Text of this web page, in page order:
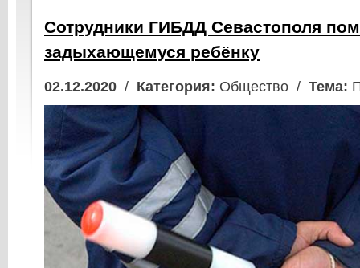
Сотрудники ГИБДД Севастополя
задыхающемуся ребёнку
02.12.2020 / Категория: Общество / Тема: